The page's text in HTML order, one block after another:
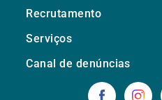
Recrutamento
Serviços
Canal de denúncias